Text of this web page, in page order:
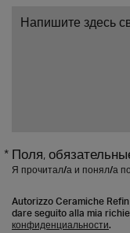
* Поля,
Я прочитал/а и понял/а
Autorizzo Ceramiche
dare seguito alla mia
конфиденциальности.